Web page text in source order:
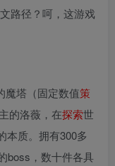
路径？呵，这游戏
魔塔（固定数值策
的洛薇，在探索世
本质。拥有300多
boss，数十件各具